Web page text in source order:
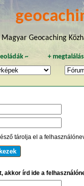
Magyar Geocaching
~ +
tárolja el a
akkor írd ide a